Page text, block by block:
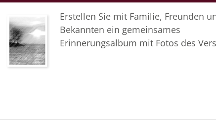
Erstellen Sie mit Familie, Freunden
Bekannten ein gemeinsames
Erinnerungsalbum mit Fotos des